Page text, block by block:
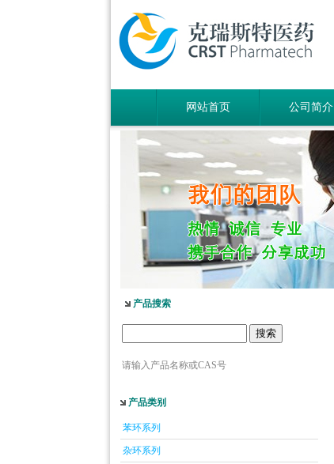
网站首页 公司简介
产品搜索
请输入产品名称或CAS号
产品类别
苯环系列
杂环系列
5-羟基异喹啉
1-吡啶-2-基-2-丙酮